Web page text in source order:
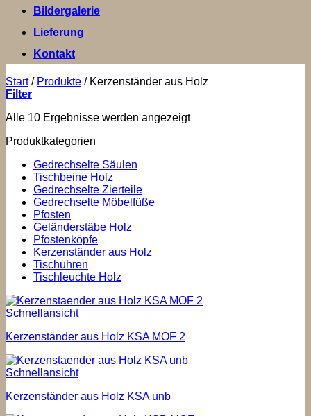
Bildergalerie
Lieferung
Kontakt
Start / Produkte /Kerzenständer aus Holz
Filter
Alle 10 Ergebnisse werden angezeigt
Produktkategorien
Gedrechselte Säulen
Tischbeine Holz
Gedrechselte Zierteile
Gedrechselte Möbelfüße
Pfosten
Geländerstäbe Holz
Pfostenköpfe
Kerzenständer aus Holz
Tischuhren
Tischleuchte Holz
Schnellansicht
Kerzenständer aus Holz KSA MOF 2
Schnellansicht
Kerzenständer aus Holz KSA unb